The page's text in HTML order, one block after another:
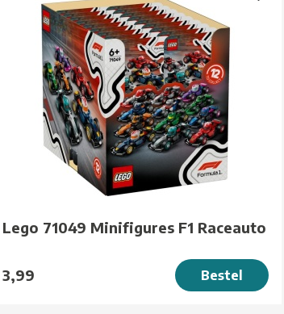
Lego 71049 Minifigures F1 Raceauto
3,99 Bestel